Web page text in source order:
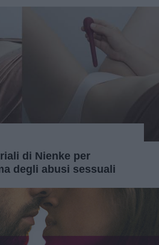
di Nienke per
degli abusi sessuali